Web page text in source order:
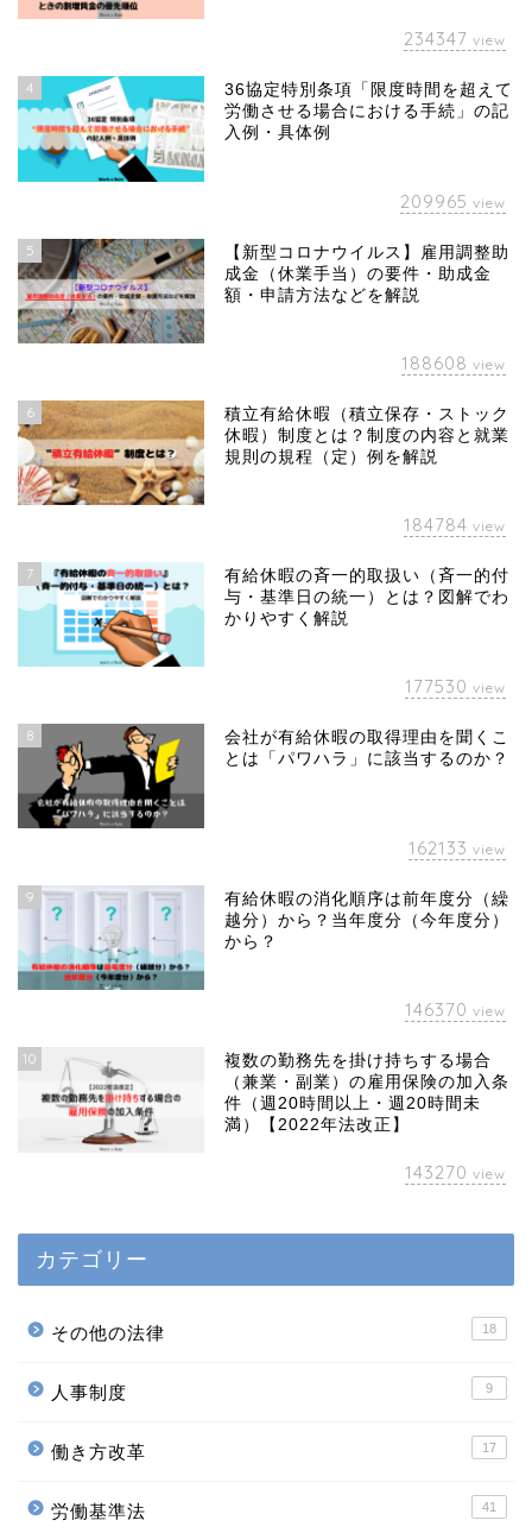
234347 view
4
36協定特別条項「限度時間を超えて
労働させる場合における手続」の記
入例・具体例
209965 view
5
【新型コロナウイルス】雇用調整助
成金（休業手当）の要件・助成金
額・申請方法などを解説
188608 view
6
積立有給休暇（積立保存・ストック
休暇）制度とは？制度の内容と就業
規則の規程（定）例を解説
184784 view
7
有給休暇の斉一的取扱い（斉一的付
与・基準日の統一）とは？図解でわ
かりやすく解説
177530 view
8
会社が有給休暇の取得理由を聞くこ
とは「パワハラ」に該当するのか？
162133 view
9
有給休暇の消化順序は前年度分（繰
越分）から？当年度分（今年度分）
から？
146370 view
10
複数の勤務先を掛け持ちする場合
（兼業・副業）の雇用保険の加入条
件（週20時間以上・週20時間未
満）【2022年法改正】
143270 view
カテゴリー
その他の法律 18
人事制度 9
働き方改革 17
労働基準法 41